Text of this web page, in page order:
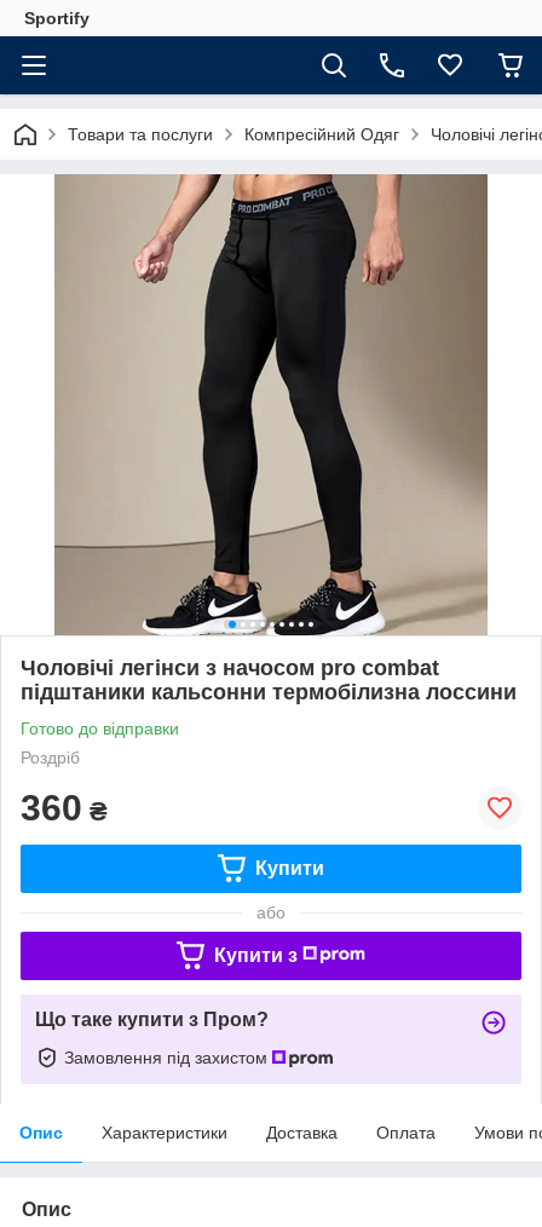
Sportify
Товари та послуги Компресійний Одяг Чоловічі
Чоловічі легінси з начосом pro combat
підштаники кальсонни термобілизна лоссини
Готово до відправки
Роздріб
360 ₴
Купити
або
Купити з
Що таке купити з Пром?
Замовлення під захистом
Опис Характеристики Доставка Оплата Умови
Опис